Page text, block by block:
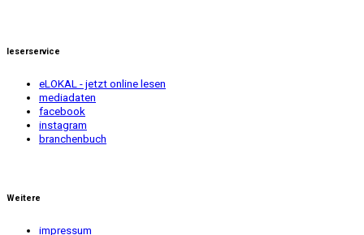
leserservice
eLOKAL - jetzt online lesen
mediadaten
facebook
instagram
branchenbuch
Weitere
impressum